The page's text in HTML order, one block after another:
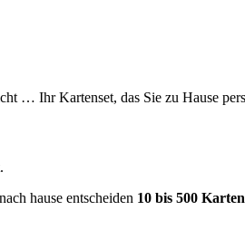
… Ihr Kartenset, das Sie zu Hause
.
hause entscheiden 10 bis 500